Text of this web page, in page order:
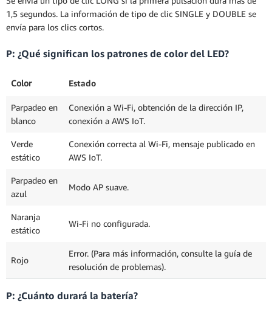
1,5 segundos. La información de tipo de clic SINGLE y DOUBLE se
envía para los clics cortos.
P: ¿Qué significan los patrones de color del LED?
Color Estado
Parpadeo en
blanco
Conexión a Wi-Fi, obtención de la dirección IP,
conexión a AWS IoT.
Verde
estático
Conexión correcta al Wi-Fi, mensaje publicado en
AWS IoT.
Parpadeo en
azul
Modo AP suave.
Naranja
estático
Wi-Fi no configurada.
Rojo
Error. (Para más información, consulte la guía de
resolución de problemas).
P: ¿Cuánto durará la batería?